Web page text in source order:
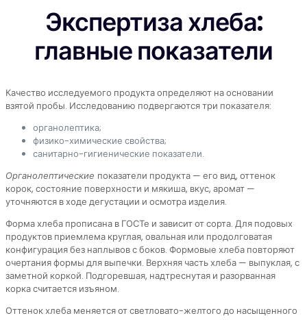
Экспертиза хлеба:
главные показатели
Качество исследуемого продукта определяют на основании
взятой пробы. Исследованию подвергаются три показателя:
органолептика;
физико-химические свойства;
санитарно-гигиенические показатели.
Органолептические показатели продукта — его вид, оттенок
корок, состояние поверхности и мякиша, вкус, аромат —
уточняются в ходе дегустации и осмотра изделия.
Форма хлеба прописана в ГОСТе и зависит от сорта. Для подовых
продуктов приемлема круглая, овальная или продолговатая
конфигурация без наплывов с боков. Формовые хлеба повторяют
очертания формы для выпечки. Верхняя часть хлеба — выпуклая, с
заметной коркой. Подгоревшая, надтреснутая и разорванная
корка считается изъяном.
Оттенок хлеба меняется от светловато-желтого до насыщенного